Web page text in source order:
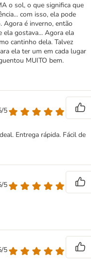
o sol, o que significa que
com isso, ela pode
é inverno, então
ela gostava... Agora ela
cantinho dela. Talvez
ela ter um em cada lugar
MUITO bem.
5
Entrega rápida. Fácil de
5
5